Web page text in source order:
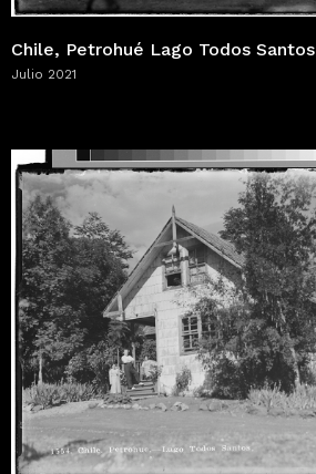
Chile, Petrohué Lago Todos Santos
Julio 2021